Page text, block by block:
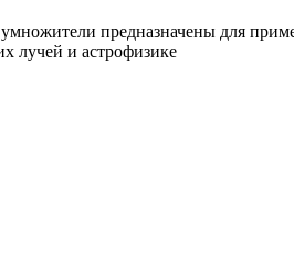
предназначены для
лучей и астрофизике